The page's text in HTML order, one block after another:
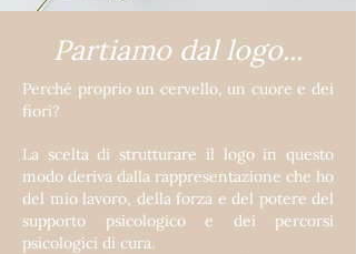
Partiamo dal logo...
Perché proprio un cervello, un cuore e dei
fiori?
La scelta di strutturare il logo in questo
modo deriva dalla rappresentazione che ho
del mio lavoro, della forza e del potere del
supporto psicologico e dei percorsi
psicologici di cura.